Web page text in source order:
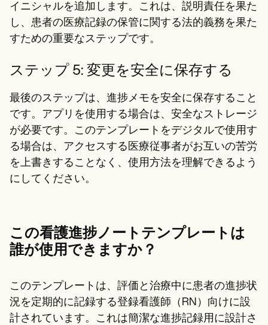
イニシャルを追加します。これは、説明責任を果た
し、患者の医療記録の保管に関する法的義務を果た
すための重要なステップです。
ステップ 5: 変更を安全に保存する
最後のステップは、進捗メモを安全に保存すること
です。アプリを使用する場合は、安全なストレージ
が必要です。このテンプレートをデジタルで使用す
る場合は、アクセスする医療従事者がお互いの苦労
を上書きすることなく、使用方法を理解できるよう
にしてください。
この看護進捗ノートテンプレートは
誰が使用できますか？
このテンプレートは、評価と治療中に患者の進捗状
況を定期的に記録する登録看護師（RN）向けに設
計されています。これは簡潔な進捗記録用に設計さ